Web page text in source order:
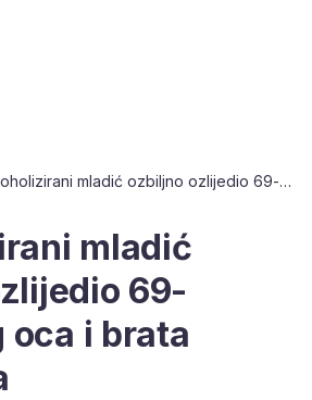
Alkoholizirani mladić ozbiljno ozlijedio 69-godišnjeg oca i brata tinejdžera
mladić
69-
oca i brata